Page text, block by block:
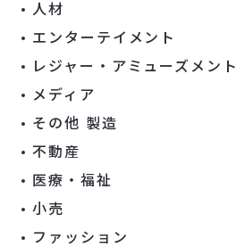
人材
エンターテイメント
レジャー・アミューズメント
メディア
その他 製造
不動産
医療・福祉
小売
ファッション